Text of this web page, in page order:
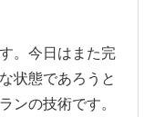
。今日はまた完
状態であろうと
ンの技術です。